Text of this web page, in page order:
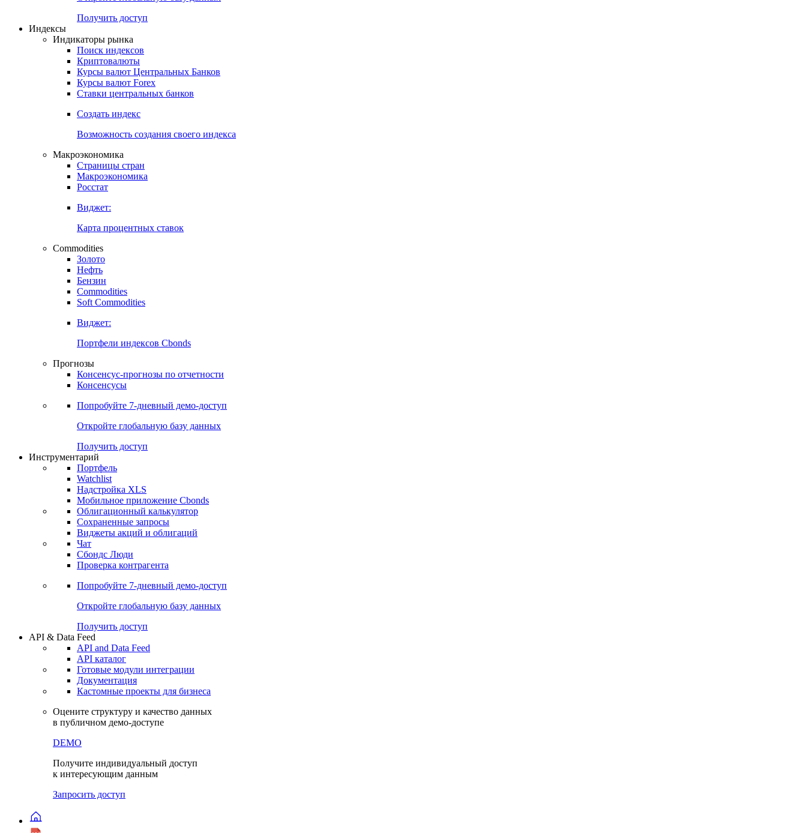
Попробуйте7-дневный
Получить доступ
Индикаторы рынка
Поиск индексов
Криптовалюты
Курсы валют Центральных Банков
Курсы валют Forex
Ставки центральных банков
Создать индекс
Возможность создания своего индекса
Макроэкономика
Страницы стран
Макроэкономика
Росстат
Виджет:
Карта процентных ставок
Commodities
Золото
Нефть
Бензин
Commodities
Soft Commodities
Виджет:
Портфели индексов Cbonds
Прогнозы
Консенсус-прогнозы по отчетности
Консенсусы
Попробуйте7-дневный
Откройте глобальную базу данных
Получить доступ
Инструментарий
Портфель
Watchlist
Надстройка XLS
Мобильное приложение Cbonds
Облигационный калькулятор
Сохраненные запросы
Виджеты акций и облигаций
Чат
Сбондс Люди
Проверка контрагента
Попробуйте7-дневный
Откройте глобальную базу данных
Получить доступ
API & Data Feed
API and Data Feed
API каталог
Документация
Кастомные проекты для бизнеса
Оцените структуру и качество данных
в публичном демо-доступе
DEMO
Получите индивидуальный доступ